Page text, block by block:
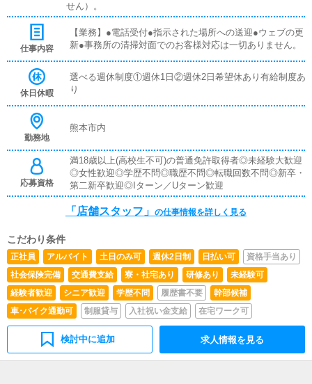
せん）。
仕事内容
【業務】●電話受付●指示された場所への送迎●ウェブの更
新●事務所の清掃対面でのお客様対応は一切ありません。
休日休暇
選べる週休制度①週休1日②週休2日希望休あり有給制度あ
り
勤務地
熊本市内
応募資格
満18歳以上(高校生不可)の普通免許取得者◎未経験大歓迎
◎女性歓迎◎学歴不問◎職歴不問◎転職回数不問◎新卒・
第二新卒歓迎◎Iターン／Uターン歓迎
「店舗スタッフ」 の仕事情報を詳しく見る
こだわり条件
正社員 アルバイト 土日のみ可 週休2日制 日払い可
資格手当あり
社会保険完備
交通費支給 寮・社宅あり 研修あり
未経験可
経験者歓迎
シニア歓迎 学歴不問 履歴書不要
幹部候補
車･バイク通勤可
制服貸与 入社祝い金支給 在宅ワーク可
検討中に追加 求人情報を見る